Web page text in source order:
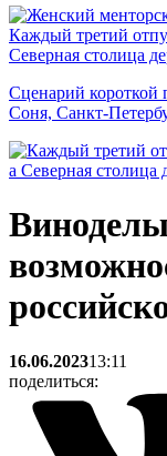
Каждый третий
Северная столица
Сценарий короткой
Соня, Санкт-
16.06.202313:11
поделиться: